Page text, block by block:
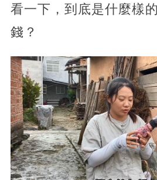
看一下，到底是什麼樣
錢？